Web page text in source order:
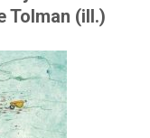
Tolman (ill.)